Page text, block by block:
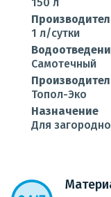
1 л/сутки
Самотечный
Топол-Эко
Назначение
Для